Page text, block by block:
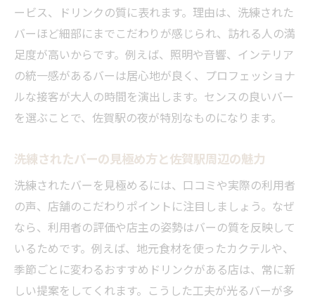
ービス、ドリンクの質に表れます。理由は、洗練された
バーほど細部にまでこだわりが感じられ、訪れる人の満
足度が高いからです。例えば、照明や音響、インテリア
の統一感があるバーは居心地が良く、プロフェッショナ
ルな接客が大人の時間を演出します。センスの良いバー
を選ぶことで、佐賀駅の夜が特別なものになります。
洗練されたバーの見極め方と佐賀駅周辺の魅力
洗練されたバーを見極めるには、口コミや実際の利用者
の声、店舗のこだわりポイントに注目しましょう。なぜ
なら、利用者の評価や店主の姿勢はバーの質を反映して
いるためです。例えば、地元食材を使ったカクテルや、
季節ごとに変わるおすすめドリンクがある店は、常に新
しい提案をしてくれます。こうした工夫が光るバーが多